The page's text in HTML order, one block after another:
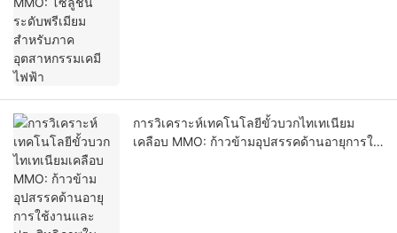
การวิเคราะห์เทคโนโลยีขั้วบวกไทเทเนียม
เคลือบ MMO: ก้าวข้ามอุปสรรคด้านอายุการใช้